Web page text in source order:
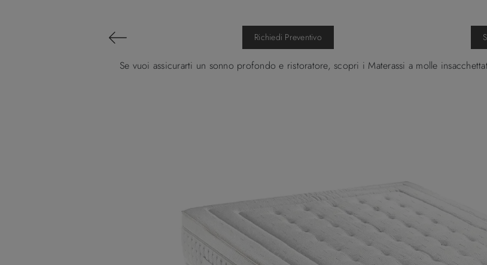
Richiedi Preventivo
Se vuoi assicurarti un sonno profondo e ristoratore, scopri i Materassi a molle